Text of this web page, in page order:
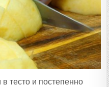
тесто и постепенно